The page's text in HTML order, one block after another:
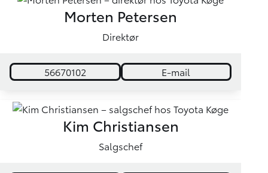
Morten Petersen
Direktør
56670102 E-mail
Kim Christiansen
Salgschef